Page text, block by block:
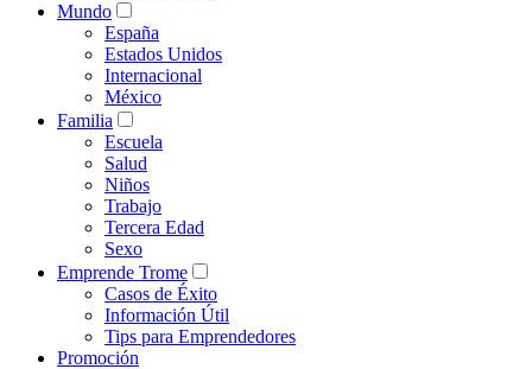
Mundo
España
Estados Unidos
Internacional
México
Familia
Escuela
Salud
Niños
Trabajo
Tercera Edad
Sexo
Emprende Trome
Casos de Éxito
Información Útil
Tips para Emprendedores
Promoción